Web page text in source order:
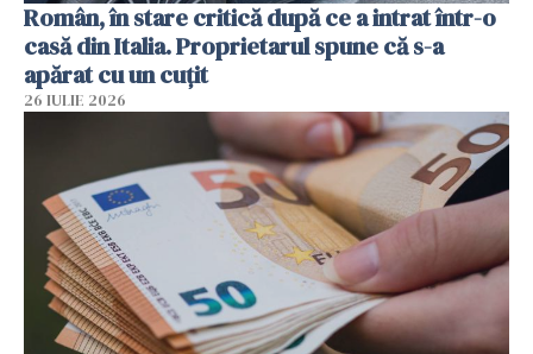
Român, în stare critică după ce a intrat într-o
casă din Italia. Proprietarul spune că s-a
apărat cu un cuțit
26 IULIE 2026